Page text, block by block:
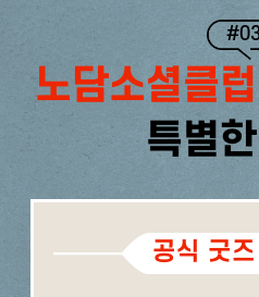
노담소셜클
특별
공식 굿즈